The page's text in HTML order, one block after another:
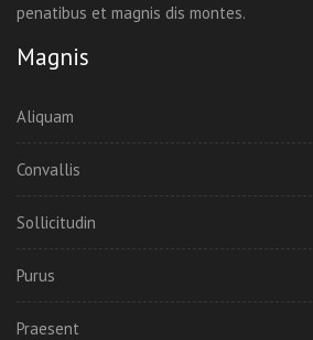
penatibus et magnis dis montes.
Magnis
Aliquam
Convallis
Sollicitudin
Purus
Praesent